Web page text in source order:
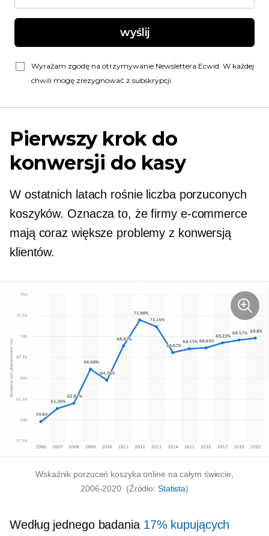
wyślij
Wyrażam zgodę na otrzymywanie Newslettera Ecwid. W każdej
chwili mogę zrezygnować z subskrypcji.
Pierwszy krok do
konwersji do kasy
W ostatnich latach rośnie liczba porzuconych
koszyków. Oznacza to, że firmy e-commerce
mają coraz większe problemy z konwersją
klientów.
Wskaźnik porzuceń koszyka online na całym świecie,
2006-2020 (Źródło: Statista)
Według jednego badania 17% kupujących